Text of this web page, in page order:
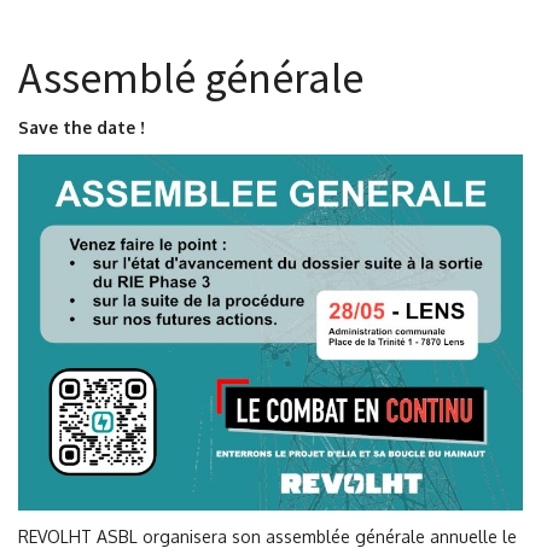
Assemblé générale
Save the date !
REVOLHT ASBL organisera son assemblée générale annuelle le